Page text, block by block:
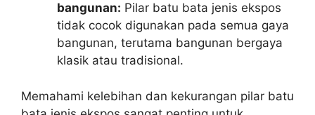
bangunan: Pilar batu bata jenis ekspos
tidak cocok digunakan pada semua gaya
bangunan, terutama bangunan bergaya
klasik atau tradisional.
Memahami kelebihan dan kekurangan pilar batu